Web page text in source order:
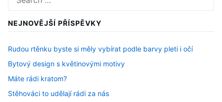
for:
NEJNOVĚJŠÍ PŘÍSPĚVKY
Rudou rtěnku byste si měly vybírat podle barvy pleti i očí
Bytový design s květinovými motivy
Máte rádi kratom?
Stěhováci to udělají rádi za nás